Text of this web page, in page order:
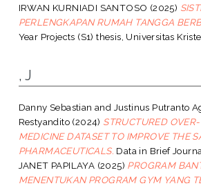
IRWAN KURNIADI SANTOSO (2025)
PERLENGKAPAN RUMAH TANGGA
Year Projects (S1) thesis, Universitas
, J
Danny Sebastian and Justinus Putranto
Restyandito (2024) STRUCTURED
MEDICINE DATASET TO IMPROVE THE
PHARMACEUTICALS. Data in Brief
JANET PAPILAYA (2025) PROGRAM
MENENTUKAN PROGRAM GYM YANG